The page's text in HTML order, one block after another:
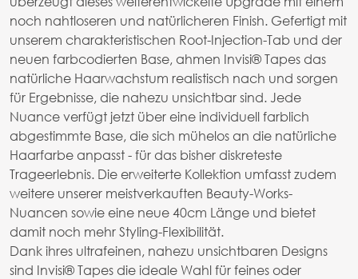
noch nahtloseren und natürlicheren Finish. Gefertigt mit
unserem charakteristischen Root-Injection-Tab und der
neuen farbcodierten Base, ahmen Invisi® Tapes das
natürliche Haarwachstum realistisch nach und sorgen
für Ergebnisse, die nahezu unsichtbar sind. Jede
Nuance verfügt jetzt über eine individuell farblich
abgestimmte Base, die sich mühelos an die natürliche
Haarfarbe anpasst - für das bisher diskreteste
Trageerlebnis. Die erweiterte Kollektion umfasst zudem
weitere unserer meistverkauften Beauty-Works-
Nuancen sowie eine neue 40cm Länge und bietet
damit noch mehr Styling-Flexibilität.
Dank ihres ultrafeinen, nahezu unsichtbaren Designs
sind Invisi® Tapes die ideale Wahl für feines oder